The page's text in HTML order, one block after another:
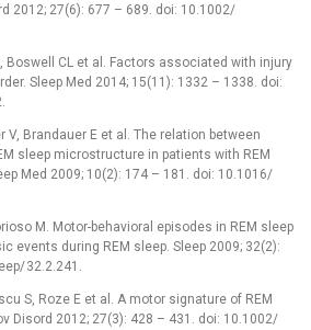
2012; 27(6): 677 –⁠ 689. doi: 10.1002/
Boswell CL et al. Factors as­sociated with injury
Sleep Med 2014; 15(11): 1332 –⁠ 1338. doi:
V, Brandauer E et al. The relation between
sleep microstructure in patients with REM
Med 2009; 10(2): 174 –⁠ 181. doi: 10.1016/
M. Motor-behavioral episodes in REM sleep
events dur­­ing REM sleep. Sleep 2009; 32(2):
32.2.241.
S, Roze E et al. A motor signature of REM
Disord 2012; 27(3): 428 –⁠ 431. doi: 10.1002/